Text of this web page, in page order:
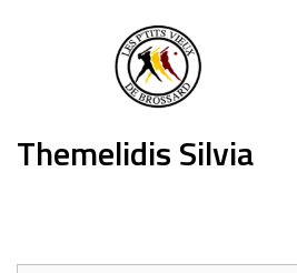
Themelidis Silvia